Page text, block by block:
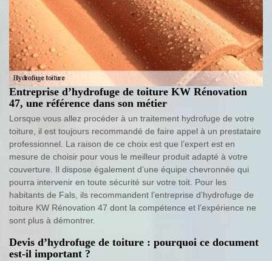
Entreprise d’hydrofuge de toiture KW Rénovation
47, une référence dans son métier
Lorsque vous allez procéder à un traitement hydrofuge de votre
toiture, il est toujours recommandé de faire appel à un prestataire
professionnel. La raison de ce choix est que l’expert est en
mesure de choisir pour vous le meilleur produit adapté à votre
couverture. Il dispose également d’une équipe chevronnée qui
pourra intervenir en toute sécurité sur votre toit. Pour les
habitants de Fals, ils recommandent l’entreprise d’hydrofuge de
toiture KW Rénovation 47 dont la compétence et l’expérience ne
sont plus à démontrer.
Devis d’hydrofuge de toiture : pourquoi ce document
est-il important ?